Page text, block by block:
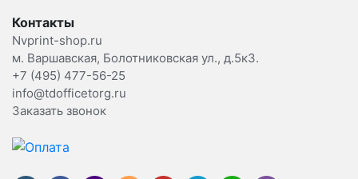
Контакты
Nvprint-shop.ru
м. Варшавская, Болотниковская ул., д.5к3.
+7 (495) 477-56-25
info@tdofficetorg.ru
Заказать звонок